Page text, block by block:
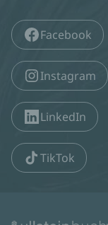
Facebook
Instagram
LinkedIn
TikTok